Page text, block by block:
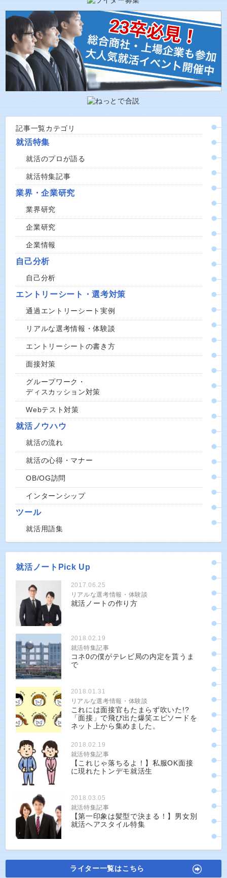
記事一覧カテゴリ
就活特集
就活のプロが語る
就活特集記事
業界・企業研究
業界研究
企業研究
企業情報
自己分析
自己分析
エントリーシート・選考対策
通過エントリーシート実例
リアルな選考情報・体験談
エントリーシートの書き方
面接対策
グループワーク・
ディスカッション対策
Webテスト対策
就活ノウハウ
就活の流れ
就活の心得・マナー
OB/OG訪問
インターンシップ
ツール
就活用語集
就活ノートPick Up
2017.06.25
リアルな選考情報・体験談
就活ノートの作り方
2018.02.19
就活特集記事
コネ0の僕がテレビ局の内定を貰うま
で
2018.01.31
リアルな選考情報・体験談
これには面接官もたまらず吹いた!?
「面接」で飛び出た爆笑エピソードを
ネット上から集めました。
2018.02.19
就活特集記事
【これじゃ落ちるよ！】私服OK面接
に現れたトンデモ就活生
2018.03.05
就活特集記事
【第一印象は髪型で決まる！】男女別
就活ヘアスタイル特集
ライター一覧はこちら